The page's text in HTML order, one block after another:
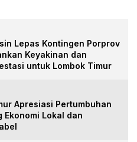
Lepas Kontingen Porprov
Keyakinan dan
untuk Lombok Timur
Apresiasi Pertumbuhan
Ekonomi Lokal dan